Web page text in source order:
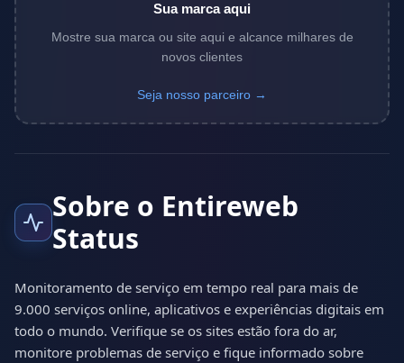
Sua marca aqui
Mostre sua marca ou site aqui e alcance milhares de
novos clientes
Seja nosso parceiro →
Sobre o Entireweb
Status
Monitoramento de serviço em tempo real para mais de
9.000 serviços online, aplicativos e experiências digitais em
todo o mundo. Verifique se os sites estão fora do ar,
monitore problemas de serviço e fique informado sobre